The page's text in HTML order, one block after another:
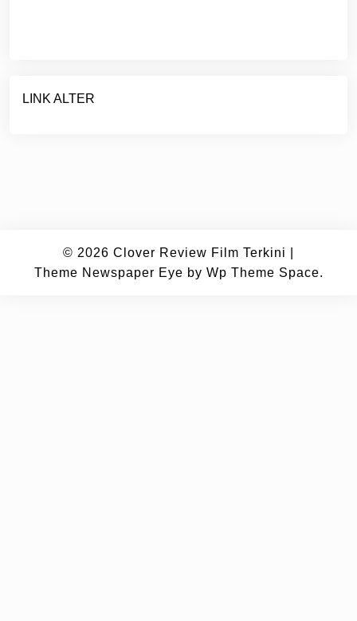
LINK ALTER
© 2026 Clover Review Film Terkini
Theme Newspaper Eye by Wp Theme Space.